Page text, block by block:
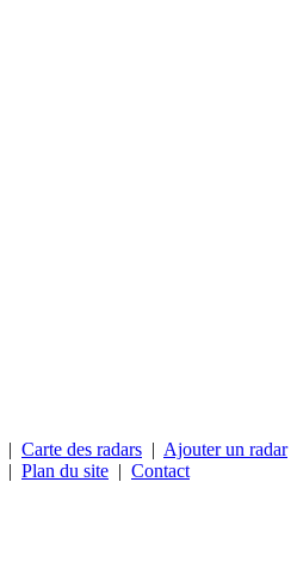
| Carte des radars | Ajouter un radar
| Plan du site | Contact